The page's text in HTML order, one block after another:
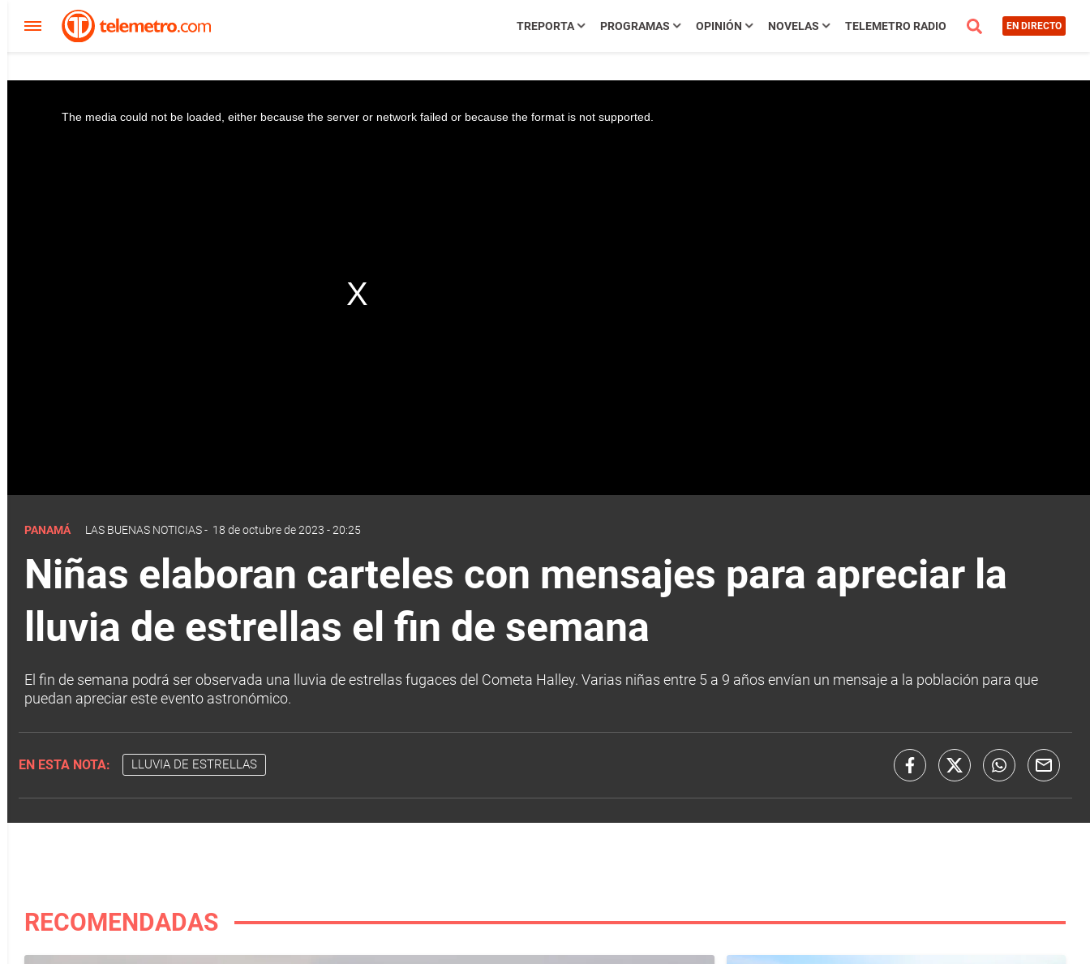
TREPORTA PROGRAMAS OPINIÓN NOVELAS TELEMETRO RADIO EN DIRECTO
The media could not be loaded, either because the server or network failed or because the format is not supported.
PANAMÁ LAS BUENAS NOTICIAS- 18 de octubre de 2023 - 20:25
Niñas elaboran carteles con mensajes para apreciar la
lluvia de estrellas el fin de semana
El fin de semana podrá ser observada una lluvia de estrellas fugaces del Cometa Halley. Varias niñas entre 5 a 9 años envían un mensaje a la población para que
puedan apreciar este evento astronómico.
EN ESTA NOTA: LLUVIA DE ESTRELLAS
RECOMENDADAS